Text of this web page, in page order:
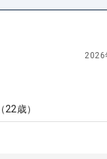
2026
（22歳）